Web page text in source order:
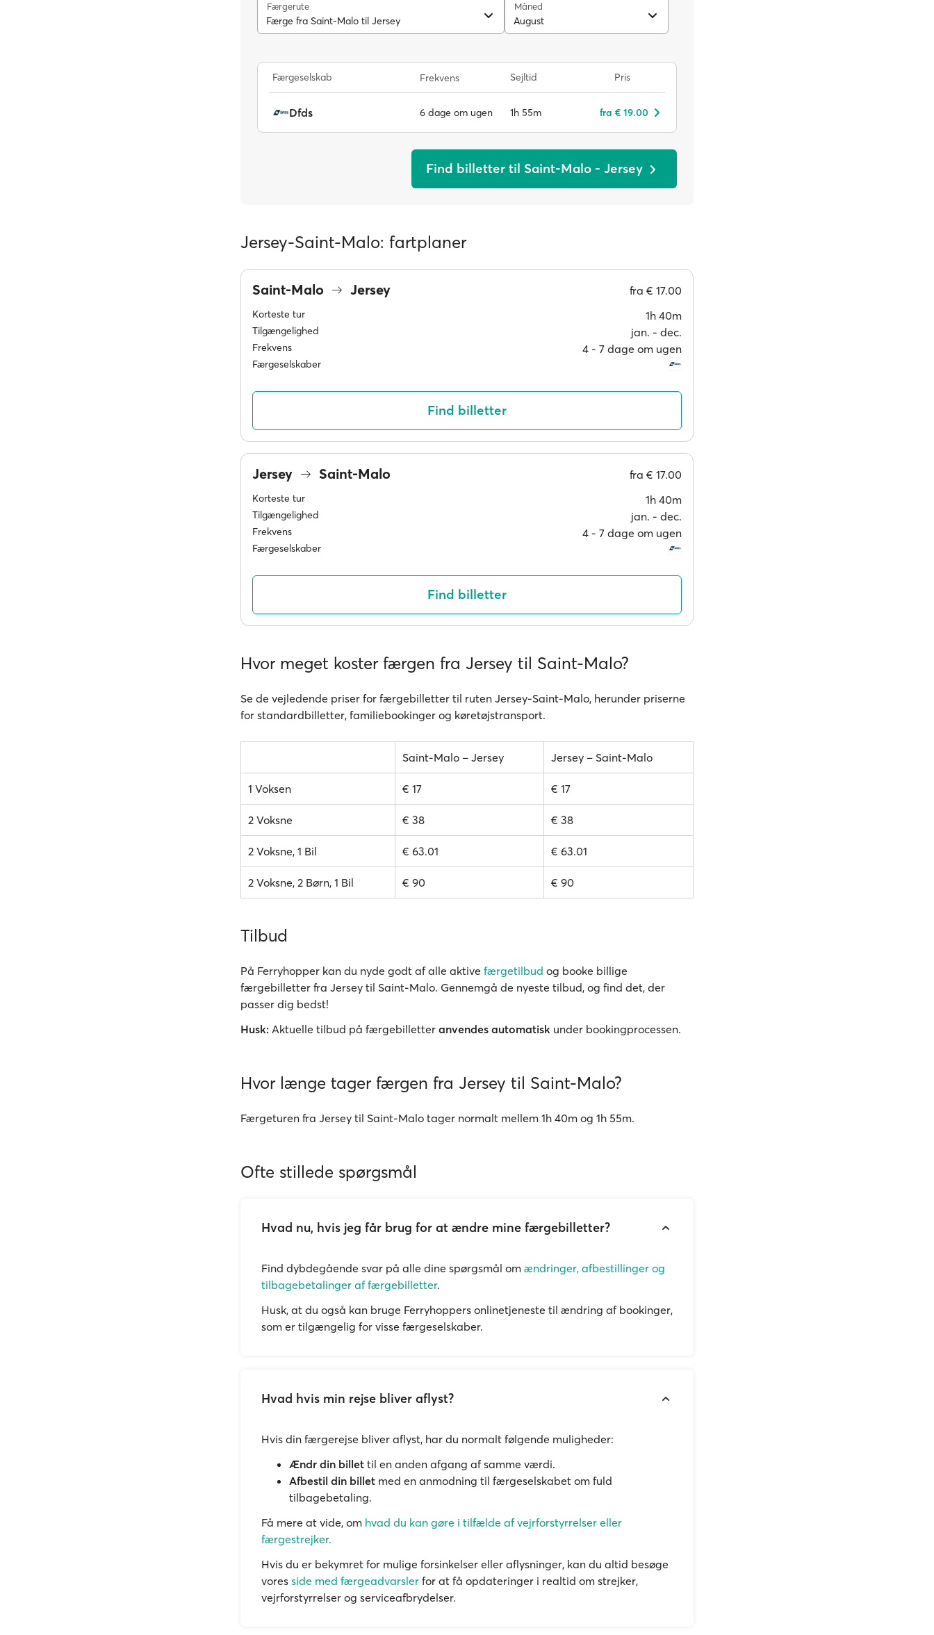
Færgerute
Færge fra Saint-Malo til Jersey
Måned
August
Færgeselskab Frekvens Sejltid Pris
Dfds 6 dage om ugen 1h 55m fra € 19.00
Find billetter til Saint-Malo - Jersey
Jersey-Saint-Malo: fartplaner
Saint-Malo Jersey fra € 17.00
Korteste tur 1h 40m
Tilgængelighed jan. ‐ dec.
Frekvens 4 ‐ 7 dage om ugen
Færgeselskaber
Find billetter
Jersey Saint-Malo fra € 17.00
Korteste tur 1h 40m
Tilgængelighed jan. ‐ dec.
Frekvens 4 ‐ 7 dage om ugen
Færgeselskaber
Find billetter
Hvor meget koster færgen fra Jersey til Saint-Malo?
Se de vejledende priser for færgebilletter til ruten Jersey-Saint-Malo, herunder priserne
for standardbilletter, familiebookinger og køretøjstransport.
Saint-Malo – Jersey Jersey – Saint-Malo
1 Voksen € 17 € 17
2 Voksne € 38 € 38
2 Voksne, 1 Bil € 63.01 € 63.01
2 Voksne, 2 Børn, 1 Bil € 90 € 90
Tilbud
På Ferryhopper kan du nyde godt af alle aktive færgetilbud og booke billige
færgebilletter fra Jersey til Saint-Malo. Gennemgå de nyeste tilbud, og find det, der
passer dig bedst!
Husk: Aktuelle tilbud på færgebilletter anvendes automatisk under bookingprocessen.
Hvor længe tager færgen fra Jersey til Saint-Malo?
Færgeturen fra Jersey til Saint-Malo tager normalt mellem 1h 40m og 1h 55m.
Ofte stillede spørgsmål
Hvad nu, hvis jeg får brug for at ændre mine færgebilletter?
Find dybdegående svar på alle dine spørgsmål om ændringer, afbestillinger og
tilbagebetalinger af færgebilletter.
Husk, at du også kan bruge Ferryhoppers onlinetjeneste til ændring af bookinger,
som er tilgængelig for visse færgeselskaber.
Hvad hvis min rejse bliver aflyst?
Hvis din færgerejse bliver aflyst, har du normalt følgende muligheder:
Ændr din billet til en anden afgang af samme værdi.
Afbestil din billet med en anmodning til færgeselskabet om fuld
tilbagebetaling.
Få mere at vide, om hvad du kan gøre i tilfælde af vejrforstyrrelser eller
færgestrejker.
Hvis du er bekymret for mulige forsinkelser eller aflysninger, kan du altid besøge
vores side med færgeadvarsler for at få opdateringer i realtid om strejker,
vejrforstyrrelser og serviceafbrydelser.